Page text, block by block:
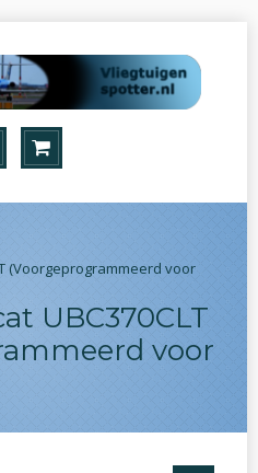
(Voorgeprogrammeerd voor
UBC370CLT
voor